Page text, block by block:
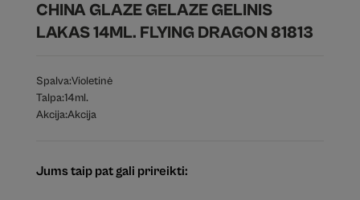
CHINA GLAZE GELAZE GELINIS
LAKAS 14ML. FLYING DRAGON 81813
Spalva:Violetinė
Talpa:14ml.
Akcija:Akcija
Jums taip pat gali prireikti: